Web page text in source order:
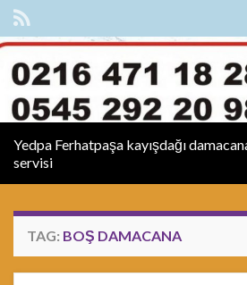
Yedpa Ferhatpaşa kayışdağı
servisi
TAG: BOŞ DAMACANA